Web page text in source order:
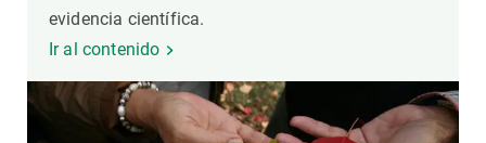
evidencia científica.
Ir al contenido